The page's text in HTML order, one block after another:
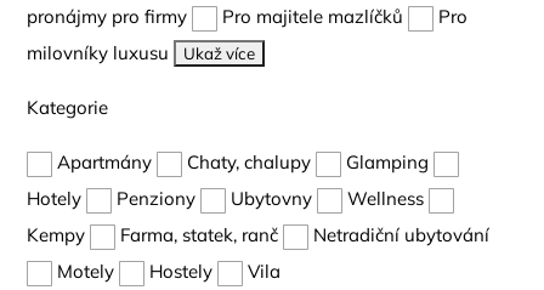
pronájmy pro firmy
Pro majitele mazlíčků
Pro
milovníky luxusu
Ukaž více
Kategorie
Apartmány Chaty, chalupy
Glamping
Hotely
Penziony Ubytovny
Wellness
Kempy
Farma, statek, ranč
Netradiční ubytování
Motely
Hostely Vila